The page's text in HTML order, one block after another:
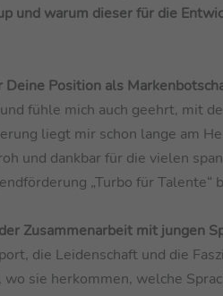
und warum dieser für die
Position als
fühle mich auch geehrt, mit
liegt mir schon lange am
und dankbar für die vielen
„Turbo für Talente“
Zusammenarbeit mit jungen
die Leidenschaft und die
wo sie herkommen, welche